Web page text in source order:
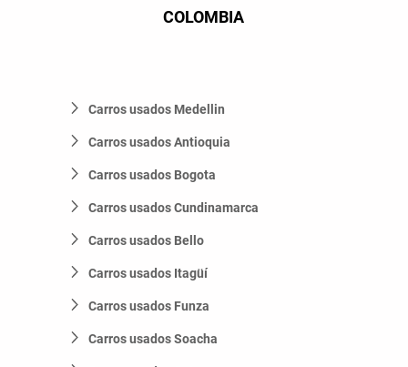
COLOMBIA
Carros usados Medellin
Carros usados Antioquia
Carros usados Bogota
Carros usados Cundinamarca
Carros usados Bello
Carros usados Itagüí
Carros usados Funza
Carros usados Soacha